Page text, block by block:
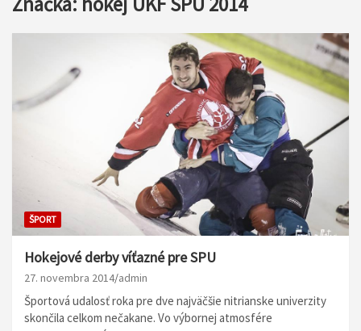
ŠPORT
Hokejové derby víťazné pre SPU
27. novembra 2014 admin
Športová udalosť roka pre dve najväčšie nitrianske univerzity
skončila celkom nečakane. Vo výbornej atmosfére